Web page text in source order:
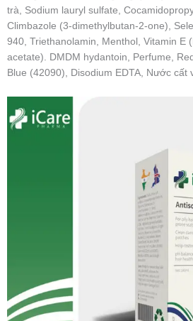
trà, Sodium lauryl sulfate,
Climbazole (3-dimethylbutan-2-one),
940, Triethanolamin, Menthol, Vitamin E
acetate). DMDM hydantoin, Perfume,
Blue (42090), Disodium EDTA, Nước cất